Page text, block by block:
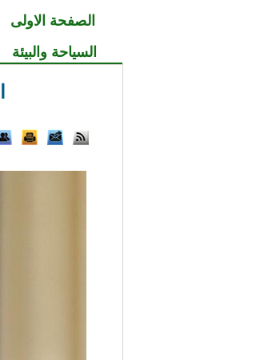
الصفحة الاولى
السياحة والبيئة